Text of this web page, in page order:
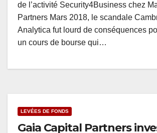
de l’activité Security4Business chez
Partners Mars 2018, le scandale
Analytica fut lourd de conséquences
un cours de bourse qui…
LEVÉES DE FONDS
Gaia Capital Partners